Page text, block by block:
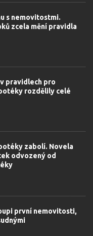
s nemovitostmi.
zcela mění pravidla
pravidlech pro
rozdělily celé
zabolí. Novela
odvozený od
první nemovitosti,